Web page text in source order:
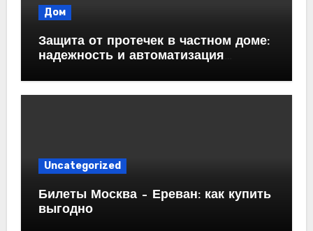
Дом
Защита от протечек в частном доме:
надежность и автоматизация
Uncategorized
Билеты Москва – Ереван: как купить
выгодно